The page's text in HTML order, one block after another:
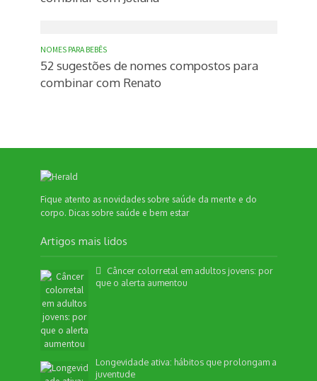
NOMES PARA BEBÊS
52 sugestões de nomes compostos para
combinar com Renato
Fique atento as novidades sobre saúde da mente e do
corpo. Dicas sobre saúde e bem estar
Artigos mais lidos
Câncer colorretal em adultos jovens: por
que o alerta aumentou
Longevidade ativa: hábitos que prolongam a
juventude